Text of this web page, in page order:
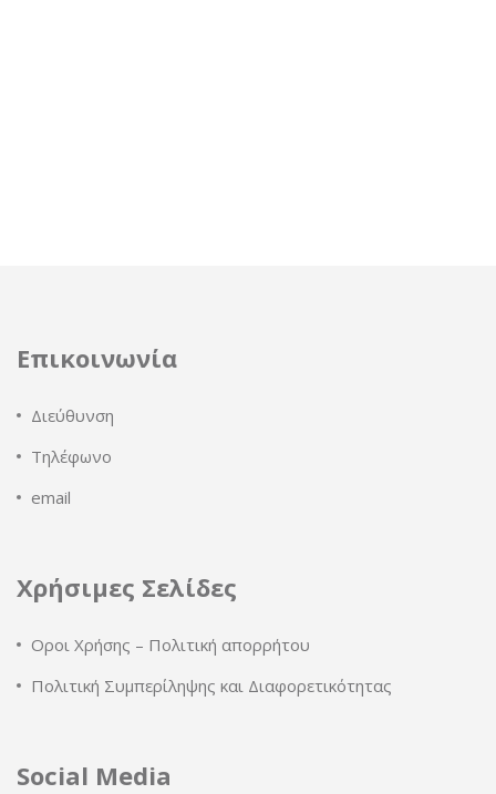
Επικοινωνία
Διεύθυνση
Τηλέφωνο
email
Χρήσιμες Σελίδες
Οροι Χρήσης – Πολιτική απορρήτου
Πολιτική Συμπερίληψης και Διαφορετικότητας
Social Media